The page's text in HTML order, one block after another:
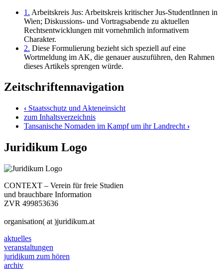
1. Arbeitskreis Jus: Arbeitskreis kritischer Jus-StudentInnen in
Wien; Diskussions- und Vortragsabende zu aktuellen
Rechtsentwicklungen mit vornehmlich informativem
Charakter.
2. Diese Formulierung bezieht sich speziell auf eine
Wortmeldung im AK, die genauer auszuführen, den Rahmen
dieses Artikels sprengen würde.
Zeitschriftennavigation
‹ Staatsschutz und Akteneinsicht
zum Inhaltsverzeichnis
Tansanische Nomaden im Kampf um ihr Landrecht ›
Juridikum Logo
CONTEXT – Verein für freie Studien
und brauchbare Information
ZVR 499853636
organisation( at )juridikum.at
aktuelles
veranstaltungen
juridikum zum hören
archiv